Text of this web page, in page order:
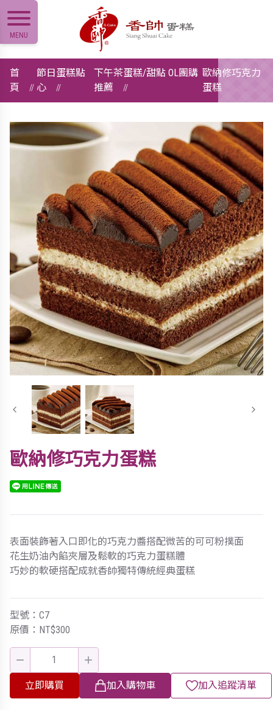
MENU
首
頁
節日蛋糕點
心
下午茶蛋糕/甜點 OL團購
推薦
歐納修巧克力
蛋糕
歐納修巧克力蛋糕
表面裝飾著入口即化的巧克力醬搭配微苦的可可粉撲面
花生奶油內餡夾層及鬆軟的巧克力蛋糕體
巧妙的軟硬搭配成就香帥獨特傳統經典蛋糕
型號：C7
原價：NT$300
立即購買 加入購物車 加入追蹤清單